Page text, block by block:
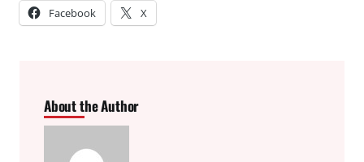
Facebook X
About the Author